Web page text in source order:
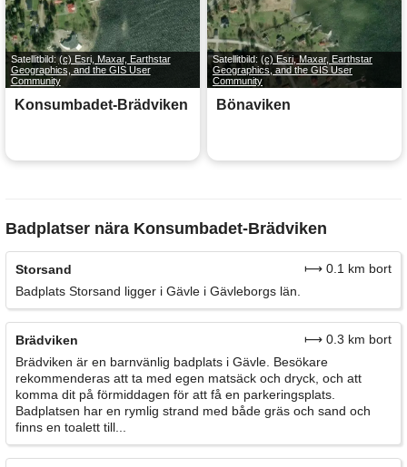
Satellitbild:(c) Esri, Maxar, Earthstar
Geographics, and the GIS User
Community
Konsumbadet-Brädviken
Satellitbild: (c) Esri, Maxar, Earthstar
Geographics, and the GIS User
Community
Bönaviken
Badplatser nära Konsumbadet-Brädviken
Storsand
⟼ 0.1 km bort
Badplats Storsand ligger i Gävle i Gävleborgs län.
Brädviken
⟼ 0.3 km bort
Brädviken är en barnvänlig badplats i Gävle. Besökare
rekommenderas att ta med egen matsäck och dryck, och att
komma dit på förmiddagen för att få en parkeringsplats.
Badplatsen har en rymlig strand med både gräs och sand och
finns en toalett till...